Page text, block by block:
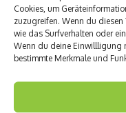
Cookies, um
zuzugreifen. Wenn du
wie das Surfverhalten oder
Wenn du deine Einwillligung
bestimmte Merkmale und
keinen signifikanten
Allerdings hatten die
als die Trinker.
Die Forscher gehen
keinen positiven